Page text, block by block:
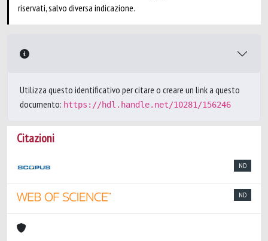
riservati, salvo diversa indicazione.
Utilizza questo identificativo per citare o creare un link a questo
documento: https://hdl.handle.net/10281/156246
Citazioni
ND
ND